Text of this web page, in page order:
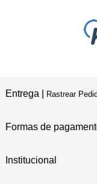
Entrega | Rastrear
Formas de
Institucional